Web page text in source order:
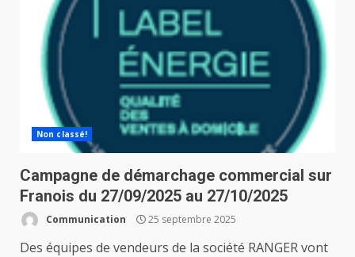
Non classé!
Campagne de démarchage commercial sur
Franois du 27/09/2025 au 27/10/2025
Communication 25 septembre 2025
Des équipes de vendeurs de la société RANGER vont